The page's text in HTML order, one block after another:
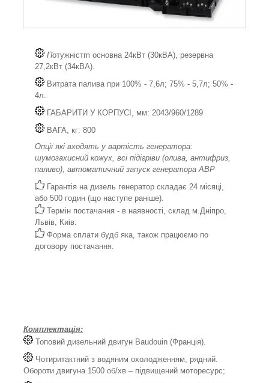
Потужністm основна 24кВт (30кВА), резервна
27,2кВт (34кВА).
Витрата палива при 100% - 7,6л; 75% - 5,7л; 50% -
4л.
ГАБАРИТИ У КОРПУСІ, мм: 2043/960/1289
ВАГА, кг: 800
Опції які входять у вартість генератора:
шумозахисний кожух, всі підігріви (олива, антифриз,
паливо), автоматичний запуск генератора АВР
Гарантія на дизель генератор складає 24 місяці,
або 500 годин (що наступе раніше).
Термін постачання - в наявності, склад м.Дніпро,
Львів, Киів.
Форма сплати будб яка, також працюємо по
договору постачання.
Комплектація:
Топовий дизельний двигун Baudouin (Франція).
Чотиритактний з водяним охолодженням, рядний.
Обороти двигуна 1500 об/хв – підвищений моторесурс;